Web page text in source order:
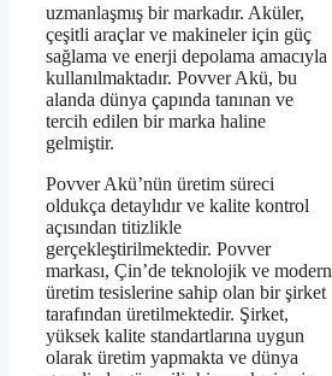
uzmanlaşmış bir markadır. Aküler,
çeşitli araçlar ve makineler için güç
sağlama ve enerji depolama amacıyla
kullanılmaktadır. Povver Akü, bu
alanda dünya çapında tanınan ve
tercih edilen bir marka haline
gelmiştir.
Povver Akü’nün üretim süreci
oldukça detaylıdır ve kalite kontrol
açısından titizlikle
gerçekleştirilmektedir. Povver
markası, Çin’de teknolojik ve modern
üretim tesislerine sahip olan bir şirket
tarafından üretilmektedir. Şirket,
yüksek kalite standartlarına uygun
olarak üretim yapmakta ve dünya